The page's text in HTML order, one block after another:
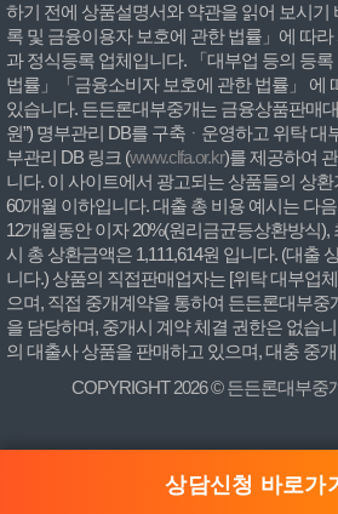
하기 전에 상품설명서와 약관을 읽어 보시기
록 및 금융이용자 보호에 관한 법률」에 따
과 정식등록 업체입니다. 「대부업 등의 등
법률」「금융소비자 보호에 관한 법률」 에
있습니다. 든든론대부중개는 금융상품판매
원”) 명부관리 DB를 구축ᆞ운영하고 위탁 대
부관리 DB 링크 (www.clfa.or.kr)를 제공하여
니다. 이 사이트에서 광고되는 상품들의 상
60개월 이하입니다. 대출 총 비용 예시는 다
12개월동안 이자 20%(원리금균등상환방식),
시 총 상환금액은 1,111,614원 입니다. (대출
니다.) 상품의 직접판매업자는 [위탁 대부업
으며, 직접 중개계약을 통하여 든든론대부
을 담당하며, 중개시 계약 체결 권한은 없습
의 대출사 상품을 판매하고 있으며, 대충 중
COPYRIGHT 2026 © 든든론대부중
상담신청 바로가